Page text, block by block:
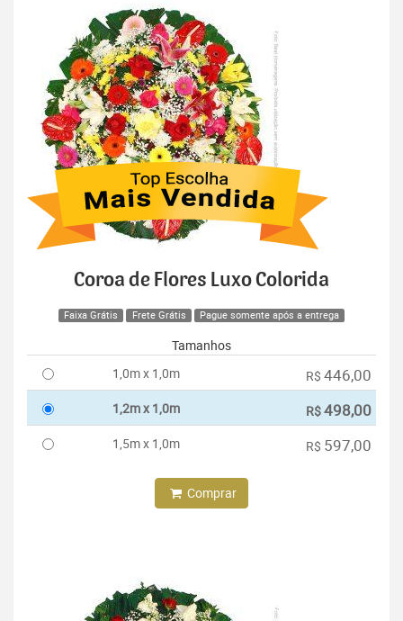
Coroa de Flores Luxo Colorida
Faixa Grátis Frete Grátis Pague somente após a entrega
Tamanhos
1,0m x 1,0m
R$ 446,00
1,2m x 1,0m R$498,00
1,5m x 1,0m R$ 597,00
Comprar